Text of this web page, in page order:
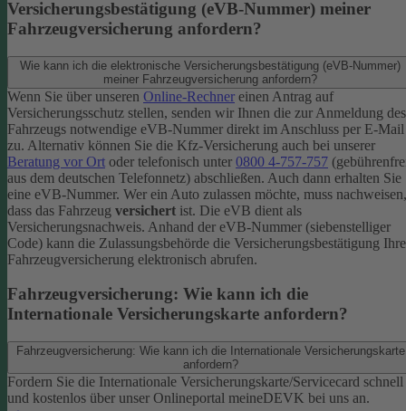
Versicherungsbestätigung (eVB-Nummer) meiner
Fahrzeugversicherung anfordern?
Wie kann ich die elektronische Versicherungsbestätigung (eVB-Nummer)
meiner Fahrzeugversicherung anfordern?
Wenn Sie über unseren Online-Rechner einen Antrag auf
Versicherungsschutz stellen, senden wir Ihnen die zur Anmeldung des
Fahrzeugs notwendige eVB-​Nummer direkt im Anschluss per E-Mail
zu. Alternativ können Sie die Kfz-​Versicherung auch bei unserer
Beratung vor Ort oder telefonisch unter 0800 4-​757-757
aus dem deutschen Telefonnetz) abschließen. Auch dann erhalten Sie
eine eVB-Nummer. Wer ein Auto zulassen möchte, muss nachweisen,
dass das Fahrzeug versichert ist. Die eVB dient als
Versicherungsnachweis. Anhand der eVB-Nummer (siebenstelliger
Code) kann die Zulassungsbehörde die Versicherungsbestätigung
Fahrzeugversicherung elektronisch abrufen.
Fahrzeugversicherung: Wie kann ich die
Internationale Versicherungskarte anfordern?
Fahrzeugversicherung: Wie kann ich die Internationale Versicherungskarte
anfordern?
Fordern Sie die Internationale Versicherungskarte/Servicecard schnell
und kostenlos über unser Onlineportal meineDEVK bei uns an.